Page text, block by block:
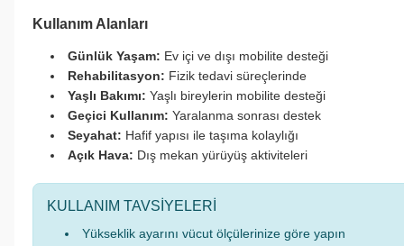
Kullanım Alanları
Günlük Yaşam: Ev içi ve dışı mobilite desteği
Rehabilitasyon: Fizik tedavi süreçlerinde
Yaşlı Bakımı: Yaşlı bireylerin mobilite desteği
Geçici Kullanım: Yaralanma sonrası destek
Seyahat: Hafif yapısı ile taşıma kolaylığı
Açık Hava: Dış mekan yürüyüş aktiviteleri
KULLANIM TAVSİYELERİ
Yükseklik ayarını vücut ölçülerinize göre yapın